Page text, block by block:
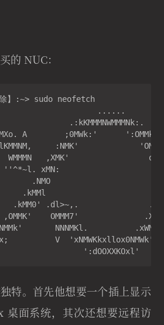
的 NUC：
除】:~> sudo neofetch
......
.:kKMMMNWMMMNk:.
A        ;0MWk:'
:NMK'
,XMK'
xMN:                    KM0
.NMO                      oMM
.kMMl                       xMN
.dl>~,.               .WMd
OMMM7'
NNNMKl.
V  'xNMWKkxllox0NMWk'
特。首先他想要一个插上显示
面系统，其次还想要远程访